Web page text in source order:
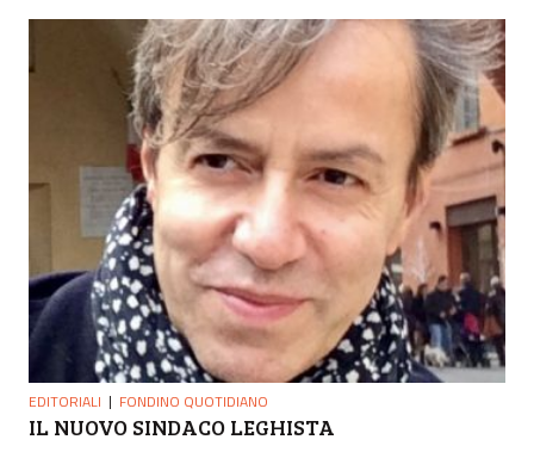
EDITORIALI FONDINO QUOTIDIANO
IL NUOVO SINDACO LEGHISTA